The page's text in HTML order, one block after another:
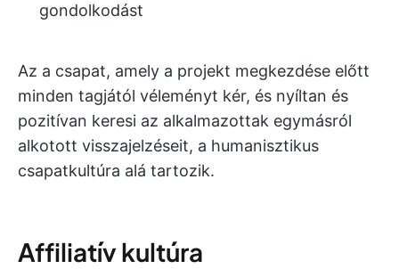
gondolkodást
Az a csapat, amely a projekt megkezdése előtt
minden tagjától véleményt kér, és nyíltan és
pozitívan keresi az alkalmazottak egymásról
alkotott visszajelzéseit, a humanisztikus
csapatkultúra alá tartozik.
Affiliatív kultúra